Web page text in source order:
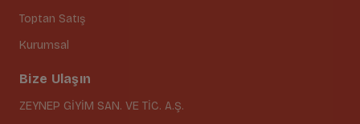
Toptan Satış
Kurumsal
Bize Ulaşın
ZEYNEP GİYİM SAN. VE TİC. A.Ş.